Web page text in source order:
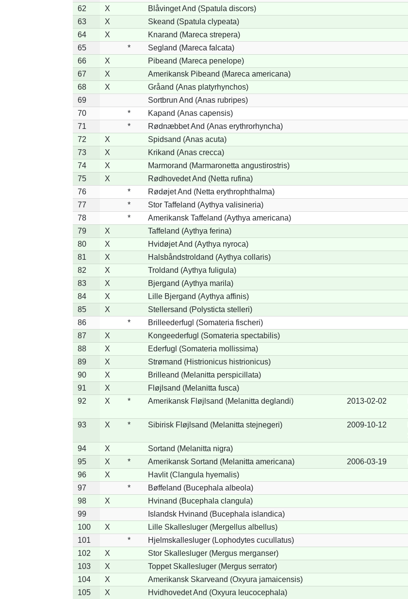
62
X
Blåvinget And (Spatula discors)
63
X
Skeand (Spatula clypeata)
64
X
Knarand (Mareca strepera)
65
*
Segland (Mareca falcata)
66
X
Pibeand (Mareca penelope)
67
X
Amerikansk Pibeand (Mareca americana)
68
X
Gråand (Anas platyrhynchos)
69
Sortbrun And (Anas rubripes)
70
*
Kapand (Anas capensis)
71
*
Rødnæbbet And (Anas erythrorhyncha)
72
X
Spidsand (Anas acuta)
73
X
Krikand (Anas crecca)
74
X
Marmorand (Marmaronetta angustirostris)
75
X
Rødhovedet And (Netta rufina)
76
*
Rødøjet And (Netta erythrophthalma)
77
*
Stor Taffeland (Aythya valisineria)
78
*
Amerikansk Taffeland (Aythya americana)
79
X
Taffeland (Aythya ferina)
80
X
Hvidøjet And (Aythya nyroca)
81
X
Halsbåndstroldand (Aythya collaris)
82
X
Troldand (Aythya fuligula)
83
X
Bjergand (Aythya marila)
84
X
Lille Bjergand (Aythya affinis)
85
X
Stellersand (Polysticta stelleri)
86
*
Brilleederfugl (Somateria fischeri)
87
X
Kongeederfugl (Somateria spectabilis)
88
X
Ederfugl (Somateria mollissima)
89
X
Strømand (Histrionicus histrionicus)
90
X
Brilleand (Melanitta perspicillata)
91
X
Fløjlsand (Melanitta fusca)
92
X * Amerikansk Fløjlsand (Melanitta deglandi) 2013-02-02
93 X * Sibirisk Fløjlsand (Melanitta stejnegeri) 2009-10-12
94 X
Sortand (Melanitta nigra)
95
X * Amerikansk Sortand (Melanitta americana) 2006-03-19
96
X
Havlit (Clangula hyemalis)
97
*
Bøffeland (Bucephala albeola)
98
X
Hvinand (Bucephala clangula)
99
Islandsk Hvinand (Bucephala islandica)
100
X
Lille Skallesluger (Mergellus albellus)
101
*
Hjelmskallesluger (Lophodytes cucullatus)
102
X
Stor Skallesluger (Mergus merganser)
103
X
Toppet Skallesluger (Mergus serrator)
104
X
Amerikansk Skarveand (Oxyura jamaicensis)
105
X Hvidhovedet And (Oxyura leucocephala)